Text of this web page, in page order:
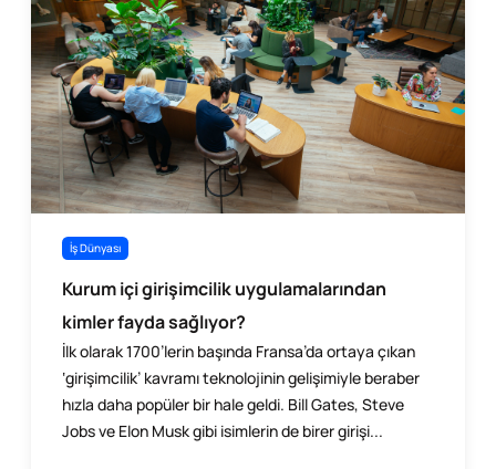
İş Dünyası
Kurum içi girişimcilik uygulamalarından
kimler fayda sağlıyor?
İlk olarak 1700’lerin başında Fransa’da ortaya çıkan
‘girişimcilik’ kavramı teknolojinin gelişimiyle beraber
hızla daha popüler bir hale geldi. Bill Gates, Steve
Jobs ve Elon Musk gibi isimlerin de birer girişi...